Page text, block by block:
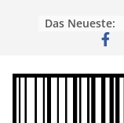
Das Neueste: